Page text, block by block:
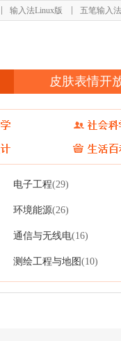
输入法Linux版 五笔输入法
皮肤表情开
电子工程(29)
环境能源(26)
通信与无线电(16)
测绘工程与地图(10)